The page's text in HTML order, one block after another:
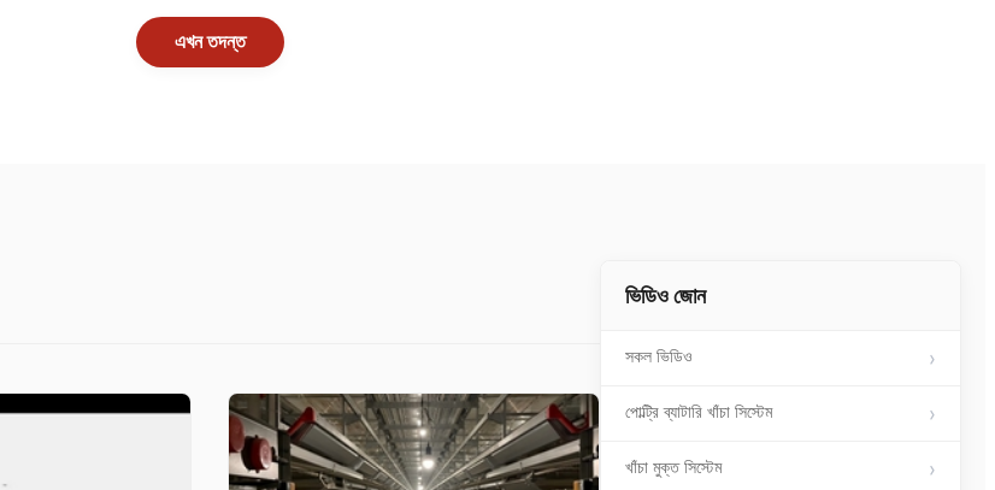
এখন তদন্ত
ভিডিও জোন
সকল ভিডিও
পোল্ট্রি ব্যাটারি খাঁচা সিস্টেম
খাঁচা মুক্ত সিস্টেম